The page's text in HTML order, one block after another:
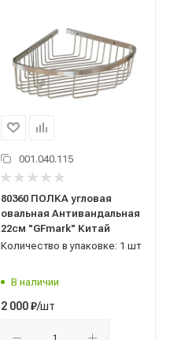
001.040.115
80360 ПОЛКА угловая
овальная Антивандальная
22см "GFmark" Китай
Количество в упаковке: 1 шт
В наличии
2 000₽/шт